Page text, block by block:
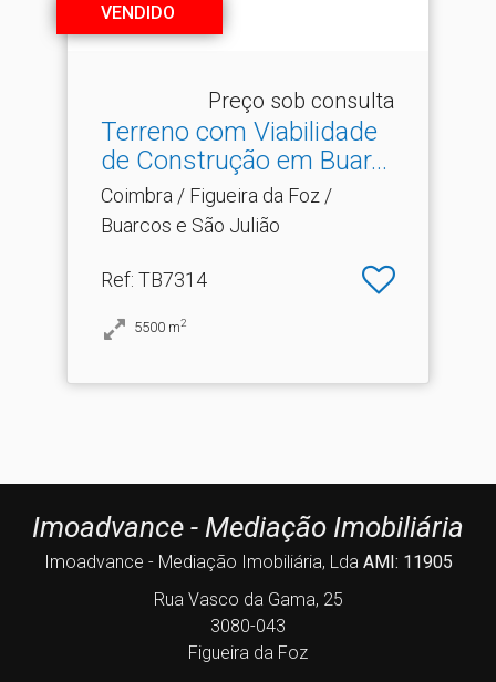
VENDIDO
Preço sob consulta
Terreno com Viabilidade
de Construção em Buar.​..
Coimbra / Figueira da Foz /
Buarcos e São Julião
Ref: TB7314
5500 m2
Imoadvance - Mediação Imobiliária
Imoadvance - Mediação Imobiliária, Lda AMI: 11905
Rua Vasco da Gama, 25
3080-043
Figueira da Foz